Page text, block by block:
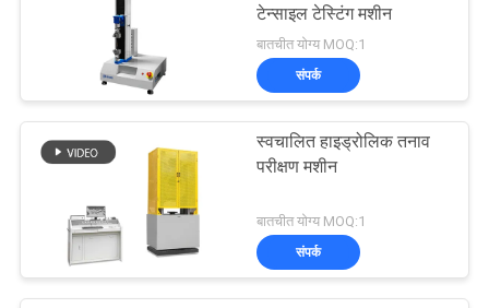
टेन्साइल टेस्टिंग मशीन
बातचीत योग्य MOQ:1
संपर्क
स्वचालित हाइड्रोलिक तनाव
परीक्षण मशीन
बातचीत योग्य MOQ:1
संपर्क